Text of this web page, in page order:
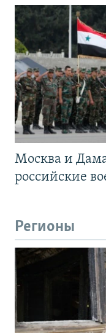
Москва и
российские
Регионы